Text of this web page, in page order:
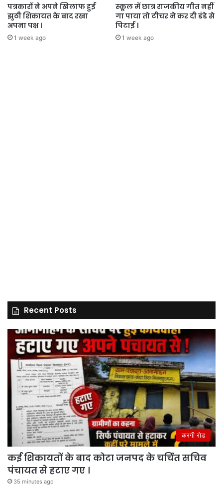
पत्रकारों ने अपने खिलाफ हुई
झुठी शिकायत के बाद रखा
अपना पक्ष ।
1 week ago
स्कूल में छात्र राजकीय गीत नहीं
गा पाया तो टीचर ने कर दी डंडे से
पिटाई ।
1 week ago
Recent Posts
करगी रोड
कई शिकायतों के बाद कोटा जनपद के चर्चित सचिव
पंचायत से हटाए गए ।
35 minutes ago